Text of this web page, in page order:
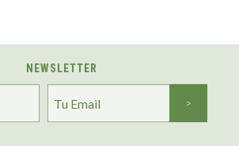
NEWSLETTER